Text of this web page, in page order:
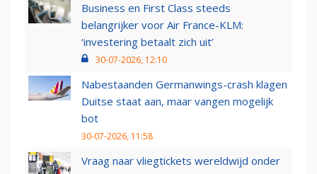
Business en First Class steeds
belangrijker voor Air France-KLM:
‘investering betaalt zich uit’
30-07-2026, 12:10
Nabestaanden Germanwings-crash klagen
Duitse staat aan, maar vangen mogelijk
bot
30-07-2026, 11:58
Vraag naar vliegtickets wereldwijd onder